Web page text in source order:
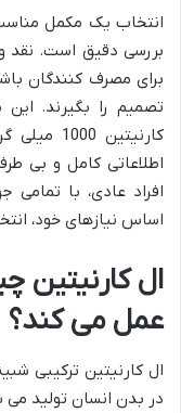
انتخاب یک مکمل مناسب
بررسی دقیق است. نقد
برای مصرف کنندگان
تصمیم را بگیرند.
اطلاعاتی کامل و بی
افراد عادی، با تمامی
اساس نیازهای خود،
ال
عمل می کند؟
ال کارنیتین ترکیبی
در بدن انسان تولید